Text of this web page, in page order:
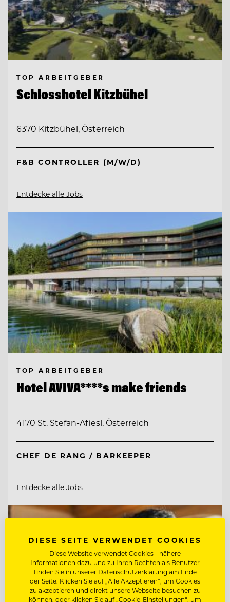
TOP ARBEITGEBER
Schlosshotel Kitzbühel
6370 Kitzbühel, Österreich
F&B CONTROLLER (M/W/D)
Entdecke alle Jobs
TOP ARBEITGEBER
Hotel AVIVA****s make friends
4170 St. Stefan-Afiesl, Österreich
CHEF DE RANG / BARKEEPER
Entdecke alle Jobs
DIESE SEITE VERWENDET COOKIES
Diese Website verwendet Cookies - nähere
Informationen dazu und zu Ihren Rechten als Benutzer
finden Sie in unserer Datenschutzerklärung am Ende
der Seite. Klicken Sie auf „Alle Akzeptieren“, um Cookies
zu akzeptieren und direkt unsere Webseite besuchen zu
können, oder klicken Sie auf „Cookie-Einstellungen“, um